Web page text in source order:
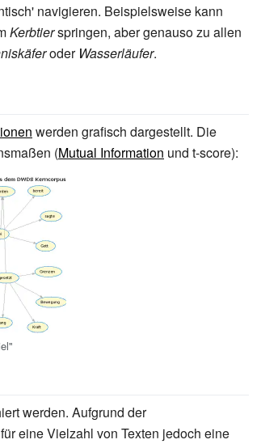
navigieren. Beispielsweise kann
Kerbtierspringen, aber genauso zu allen
oder Wasserläufer.
werden grafisch dargestellt. Die
(Mutual Information und t-score):
werden. Aufgrund der
eine Vielzahl von Texten jedoch eine